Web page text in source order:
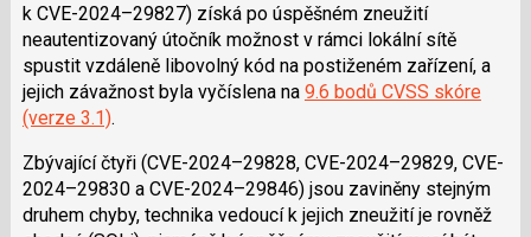
k CVE-2024–29827) získá po úspěšném zneužití
neautentizovaný útočník možnost v rámci lokální sítě
spustit vzdáleně libovolný kód na postiženém zařízení, a
jejich závažnost byla vyčíslena na 9.6 bodů CVSS skóre
(verze 3.1).
Zbývající čtyři (CVE-2024–29828, CVE-2024–29829, CVE-
2024–29830 a CVE-2024–29846) jsou zaviněny stejným
druhem chyby, technika vedoucí k jejich zneužití je rovněž